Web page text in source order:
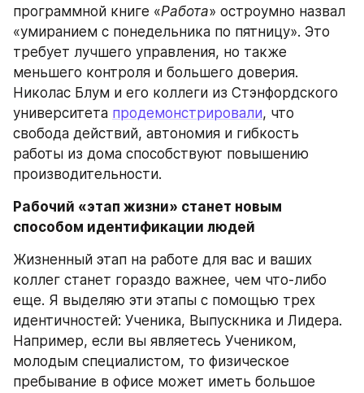
программной книге «Работа» остроумно назвал
«умиранием с понедельника по пятницу». Это
требует лучшего управления, но также
меньшего контроля и большего доверия.
Николас Блум и его коллеги из Стэнфордского
университета продемонстрировали, что
свобода действий, автономия и гибкость
работы из дома способствуют повышению
производительности.
Рабочий «этап жизни» станет новым
способом идентификации людей
Жизненный этап на работе для вас и ваших
коллег станет гораздо важнее, чем что-либо
еще. Я выделяю эти этапы с помощью трех
идентичностей: Ученика, Выпускника и Лидера.
Например, если вы являетесь Учеником,
молодым специалистом, то физическое
пребывание в офисе может иметь большое